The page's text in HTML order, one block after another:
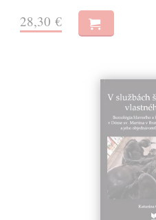
28,30 €